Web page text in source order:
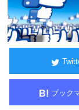
B! ブック